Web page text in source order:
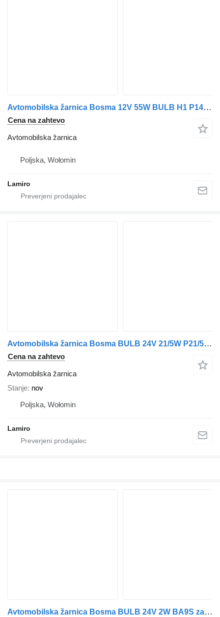
Avtomobilska žarnica Bosma 12V 55W BULB H1 P14.5S za vozilo
Cena na zahtevo
Avtomobilska žarnica
Poljska, Wołomin
Lamiro
Avtomobilska žarnica Bosma BULB 24V 21/5W P21/5W BAY15D HEAVY DUTY za vozilo
Cena na zahtevo
Avtomobilska žarnica
Stanje nov
Poljska, Wołomin
Lamiro
Avtomobilska žarnica Bosma BULB 24V 2W BA9S za vozilo